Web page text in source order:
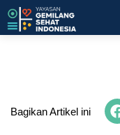
Bagikan Artikel ini